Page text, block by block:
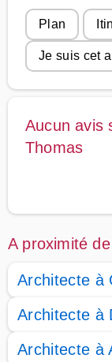
Plan
Je suis cet
Aucun avis
Thomas
A proximité
Architecte à
Architecte à
Architecte à